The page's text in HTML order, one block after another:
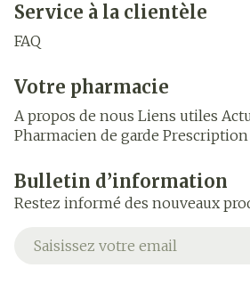
Service à la clientèle
FAQ
Votre pharmacie
A propos de nous Liens utiles
Pharmacien de garde Prescription
Bulletin d’information
Restez informé des nouveaux
Adresse mail